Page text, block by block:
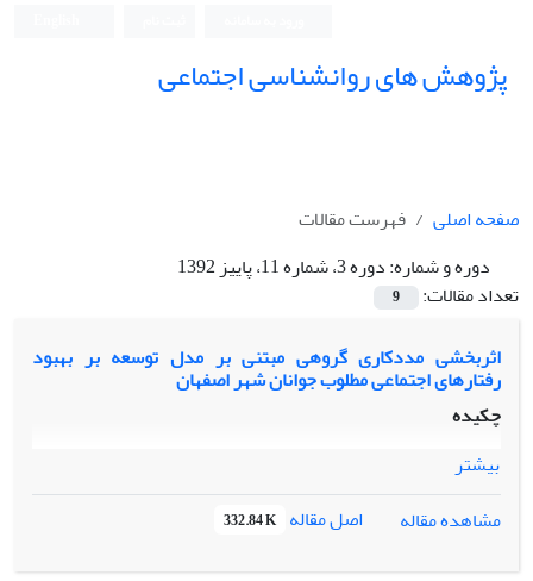
پژوهش های روانشناسی اجتماعی
صفحه اصلی
فهرست مقالات
دوره و شماره:دوره 3، شماره 11، پاییز 1392
تعداد مقالات:
9
اثربخشی مددکاری گروهی مبتنی بر مدل توسعه بر بهبود
رفتارهای اجتماعی مطلوب جوانان شهر اصفهان
چکیده
بیشتر
مشاهده مقاله
اصل مقاله 332.84 K